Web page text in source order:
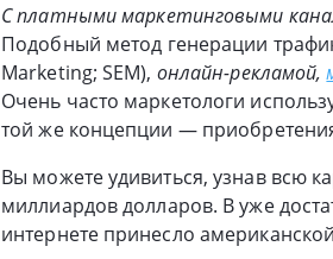
С платными маркетинговыми
Подобный метод генерации
Marketing; SEM), онлайн-рекламой,
Очень часто маркетологи
той же концепции —
Вы можете удивиться, узнав всю
миллиардов долларов. В уже
интернете принесло